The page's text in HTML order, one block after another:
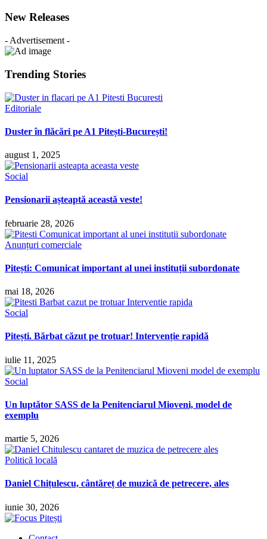
New Releases
- Advertisement -
Trending Stories
Editoriale
Duster în flăcări pe A1 Pitești-București!
august 1, 2025
Social
Pensionarii așteaptă această veste!
februarie 28, 2026
Anunțuri comerciale
Pitești: Comunicat important al unei instituții subordonate
mai 18, 2026
Social
Pitești. Bărbat căzut pe trotuar! Intervenție rapidă
iulie 11, 2025
Social
Un luptător SASS de la Penitenciarul Mioveni, model de
exemplu
martie 5, 2026
Politică locală
Daniel Chițulescu, cântăreț de muzică de petrecere, ales
iunie 30, 2026